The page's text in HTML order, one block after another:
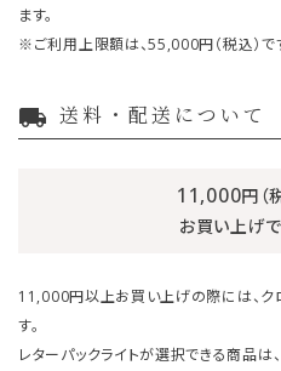
ます。
※ご利用上限額は、55,000円（税込）で
local_shipping 送料・配送について
11,000円（
お買い上げで
11,000円以上お買い上げの際には、ク
す。
レターパックライトが選択できる商品は